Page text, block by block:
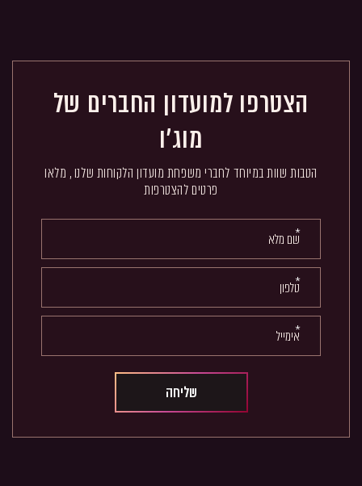
הצטרפו למועדון החברים של
מוג'ו
הטבות שוות במיוחד לחברי משפחת מועדון הלקוחות שלנו , מלאו
פרטים להצטרפות
את
הצטרפו
למועדון
החברים